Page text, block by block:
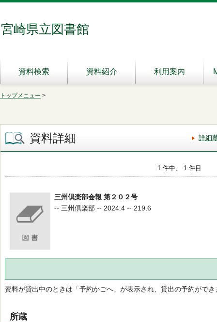
宮崎県立図書館
資料検索 資料紹介 利用案内
トップメニュー >
資料詳細 詳細
1 件中、 1 件目
三州倶楽部会報 第２０２号
-- 三州倶楽部 -- 2024.4 -- 219.6
資料が貸出中のときは「予約かごへ」が表示され、貸出の予約ができ
所蔵